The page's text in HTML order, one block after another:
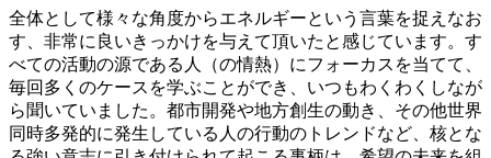
全体として様々な角度からエネルギーという言葉を捉えなお
す、非常に良いきっかけを与えて頂いたと感じています。す
べての活動の源である人（の情熱）にフォーカスを当てて、
毎回多くのケースを学ぶことができ、いつもわくわくしなが
ら聞いていました。都市開発や地方創生の動き、その他世界
同時多発的に発生している人の行動のトレンドなど、核とな